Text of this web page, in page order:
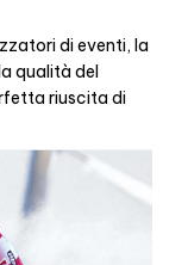
di eventi, la
qualità del
riuscita di